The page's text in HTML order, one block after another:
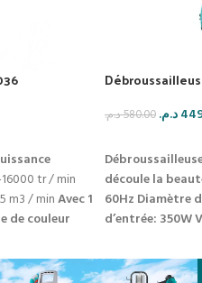
tr / min
m3 / minAvec 1
de couleur
580.00د.م. د.م.
découle la
60Hz Diamètre
d’entrée: 350W